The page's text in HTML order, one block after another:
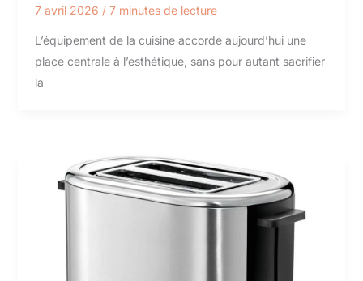
7 avril 2026 / 7 minutes de lecture
L’équipement de la cuisine accorde aujourd’hui une
place centrale à l’esthétique, sans pour autant sacrifier
la